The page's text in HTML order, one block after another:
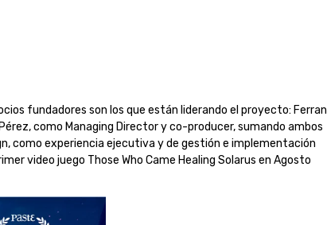
fundadores son los que están liderando el proyecto: Ferran
como Managing Director y co-producer, sumando ambos
como experiencia ejecutiva y de gestión e implementación
video juego Those Who Came Healing Solarus en Agosto